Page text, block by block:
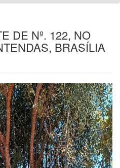
DE Nº. 122, NO
BRASÍLIA